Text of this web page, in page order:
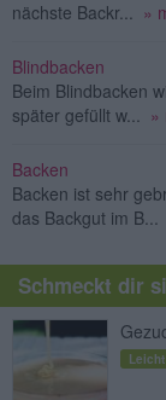
nächste Backr...
»
Blindbacken
Beim Blindbacken
später gefüllt w...
»
Backen
Backen ist sehr
das Backgut im B...
Schmeckt dir
Leicht